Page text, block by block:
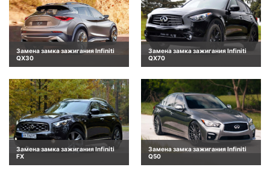
Замена замка зажигания Infiniti
QX30
Замена замка зажигания Infiniti
QX70
Замена замка зажигания Infiniti
FX
Замена замка зажигания Infiniti
Q50